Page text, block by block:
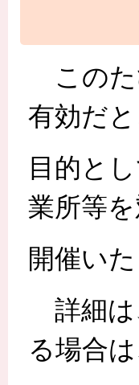
このた
有効だ
目的と
業所等
開催いた
詳細は
る場合